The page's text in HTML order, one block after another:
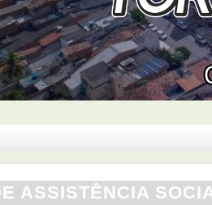
ASSISTÊNCIA